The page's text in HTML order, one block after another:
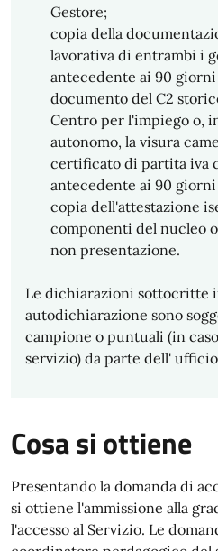
Gestore;
copia della
lavorativa di entrambi i
antecedente ai 90
documento del C2
Centro per l'impiego o,
autonomo, la visura
certificato di partita iva
antecedente ai 90
copia dell'attestazione
componenti del nucleo
non presentazione.
Le dichiarazioni sottocritte
autodichiarazione sono
campione o puntuali (in
servizio) da parte dell'
Cosa si ottiene
Presentando la domanda di
si ottiene l'ammissione alla
l'accesso al Servizio. Le